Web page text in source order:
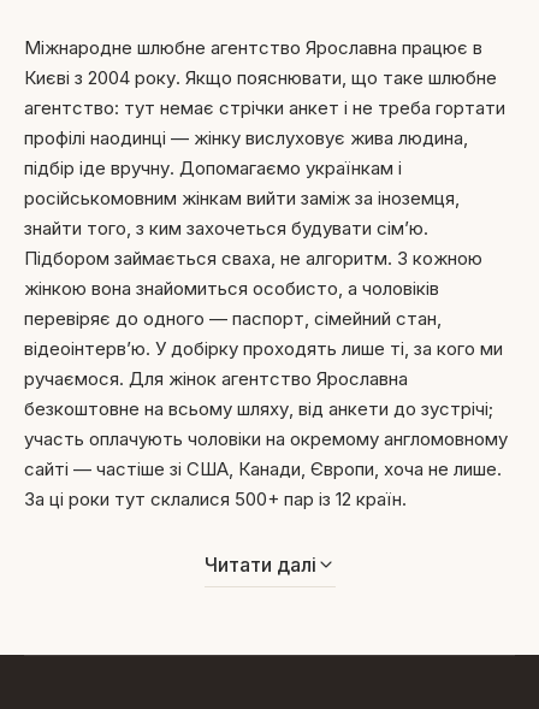
Міжнародне шлюбне агентство Ярославна працює в
Києві з 2004 року. Якщо пояснювати, що таке шлюбне
агентство: тут немає стрічки анкет і не треба гортати
профілі наодинці — жінку вислуховує жива людина,
підбір іде вручну. Допомагаємо українкам і
російськомовним жінкам вийти заміж за іноземця,
знайти того, з ким захочеться будувати сім’ю.
Підбором займається сваха, не алгоритм. З кожною
жінкою вона знайомиться особисто, а чоловіків
перевіряє до одного — паспорт, сімейний стан,
відеоінтерв’ю. У добірку проходять лише ті, за кого ми
ручаємося. Для жінок агентство Ярославна
безкоштовне на всьому шляху, від анкети до зустрічі;
участь оплачують чоловіки на окремому англомовному
сайті — частіше зі США, Канади, Європи, хоча не лише.
За ці роки тут склалися 500+ пар із 12 країн.
Читати далі